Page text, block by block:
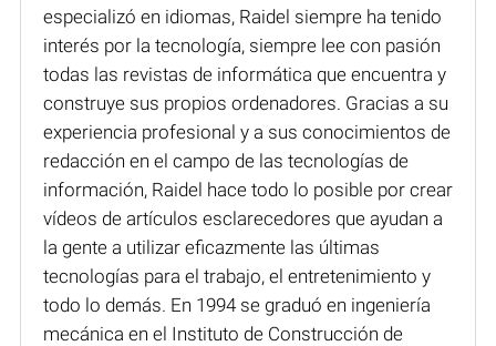
especializó en idiomas, Raidel siempre ha tenido
interés por la tecnología, siempre lee con pasión
todas las revistas de informática que encuentra y
construye sus propios ordenadores. Gracias a su
experiencia profesional y a sus conocimientos de
redacción en el campo de las tecnologías de
información, Raidel hace todo lo posible por crear
vídeos de artículos esclarecedores que ayudan a
la gente a utilizar eficazmente las últimas
tecnologías para el trabajo, el entretenimiento y
todo lo demás. En 1994 se graduó en ingeniería
mecánica en el Instituto de Construcción de